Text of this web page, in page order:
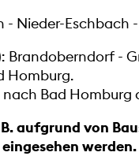
- Nieder-
Brandoberndorf -
Homburg.
nach Bad
aufgrund von
werden.